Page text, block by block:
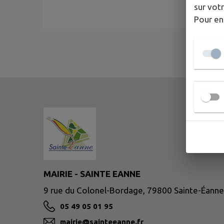
MAIRIE - SAINTE EANNE
9 rue du Colonel-Bordage, 79800 Sainte-Éanne
05 49 05 01 95
mairie@sainteeanne.fr
sur
Pour